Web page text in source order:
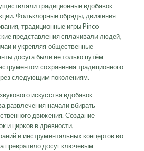
традиционные вдобавок
Фольклорные обряды, движения
традиционные игры Pinco
представления сплачивали людей,
и укрепляя общественные
досуга были не только путём
сохранения традиционного
следующим поколениям.
искусства вдобавок
развлечения начали вбирать
движения. Создание
и цирков в древности,
и инструментальных концертов во
превратило досуг ключевым